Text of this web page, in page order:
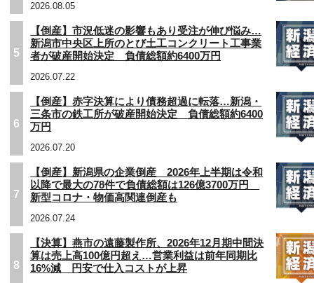
2026.08.05
5
【倒産】市況低迷の影響もあり受注が伸び悩み…
新潟市中央区上所のとび土工コンクリート工事業
者が破産開始決定 負債総額約6400万円
2026.07.22
6
【倒産】赤字決算により債務超過に転落…新潟・
三条市の鉄工所が破産開始決定 負債総額約6400
万円
2026.07.20
7
【倒産】新潟県の企業倒産 2026年上半期は令和
以降で最大の78件で負債総額は126億3700万円
新型コロナ・物価高関連倒産も
2026.07.24
8
【決算】燕市の遠藤製作所、2026年12月期中間決
算は売上高100億円超え…営業利益は前年同期比
16%減 円安で仕入コストが上昇